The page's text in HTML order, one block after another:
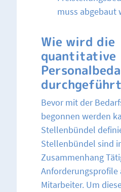
muss abgebaut
Wie wird die
quantitative
Bevor mit der
begonnen werden
Stellenbündel
Stellenbündel sind
Zusammenhang
Anforderungsprofile
Mitarbeiter. Um